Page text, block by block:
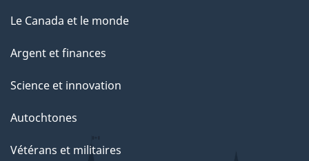
p
l
é
n
i
Le Canada et le monde
Argent et finances
Science et innovation
Autochtones
Vétérans et militaires